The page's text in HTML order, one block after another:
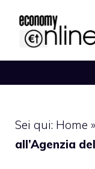
contenuto
Sei qui: Home »
all’Agenzia